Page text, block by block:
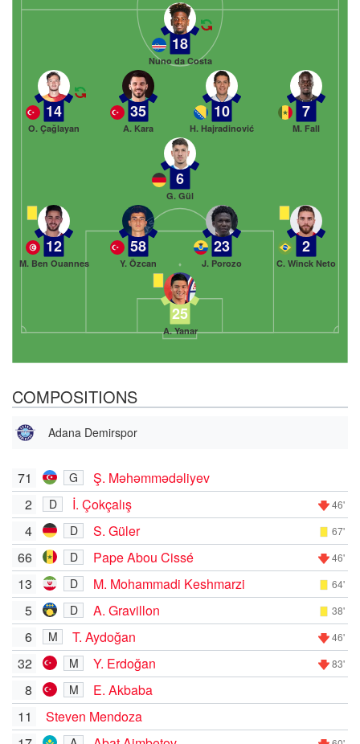
25
A. Yanar
12
M. Ben Ouannes
58
Y. Özcan
23
J. Porozo
2
C. Winck Neto
6
G. Gül
14
O. Çağlayan
35
A. Kara
10
H. Hajradinović
7
M. Fall
18
Nuno da Costa
COMPOSITIONS
Adana Demirspor
71 G
Ş. Məhəmmədəliyev
2
D İ. Çokçalış 46'
4 D S. Güler 67'
66 D Pape Abou Cissé 46'
13 D M. Mohammadi Keshmarzi 64'
5 D A. Gravillon 38'
6 M T. Aydoğan 46'
32 M Y. Erdoğan 83'
8 M
E. Akbaba
11
Steven Mendoza